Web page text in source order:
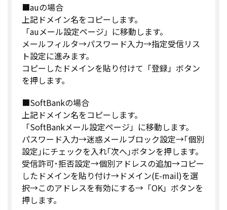
■auの場合
上記ドメイン名をコピーします。
「auメール設定ページ」に移動します。
メールフィルタ→パスワード入力→指定受信リス
ト設定に進みます。
コピーしたドメインを貼り付けて「登録」ボタン
を押します。
■SoftBankの場合
上記ドメイン名をコピーします。
「SoftBankメール設定ページ」に移動します。
パスワード入力→迷惑メールブロック設定→｢個別
設定｣にチェックを入れ｢次へ｣ボタンを押します。
受信許可･拒否設定→個別アドレスの追加→コピー
したドメインを貼り付け→ドメイン(E-mail)を選
択→このアドレスを有効にする→「OK」ボタンを
押します。